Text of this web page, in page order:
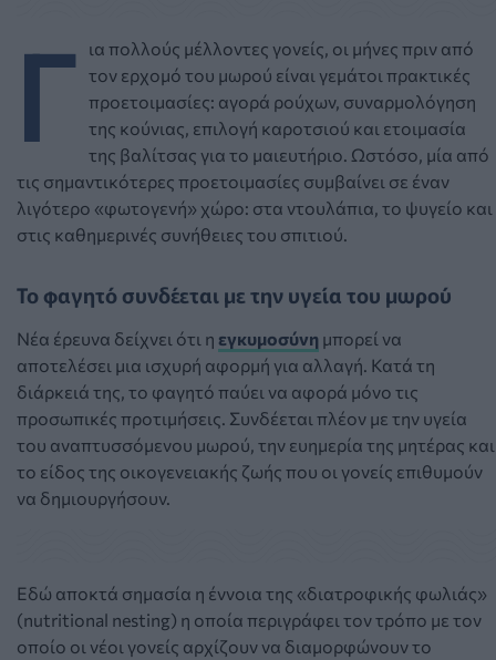
Γ
ια πολλούς μέλλοντες γονείς, οι μήνες πριν από
τον ερχομό του μωρού είναι γεμάτοι πρακτικές
προετοιμασίες: αγορά ρούχων, συναρμολόγηση
της κούνιας, επιλογή καροτσιού και ετοιμασία
της βαλίτσας για το μαιευτήριο. Ωστόσο, μία από
τις σημαντικότερες προετοιμασίες συμβαίνει σε έναν
λιγότερο «φωτογενή» χώρο: στα ντουλάπια, το ψυγείο και
στις καθημερινές συνήθειες του σπιτιού.
Το φαγητό συνδέεται με την υγεία του μωρού
Νέα έρευνα δείχνει ότι η εγκυμοσύνη μπορεί να
αποτελέσει μια ισχυρή αφορμή για αλλαγή. Κατά τη
διάρκειά της, το φαγητό παύει να αφορά μόνο τις
προσωπικές προτιμήσεις. Συνδέεται πλέον με την υγεία
του αναπτυσσόμενου μωρού, την ευημερία της μητέρας και
το είδος της οικογενειακής ζωής που οι γονείς επιθυμούν
να δημιουργήσουν.
Εδώ αποκτά σημασία η έννοια της «διατροφικής φωλιάς»
(nutritional nesting) η οποία περιγράφει τον τρόπο με τον
οποίο οι νέοι γονείς αρχίζουν να διαμορφώνουν το